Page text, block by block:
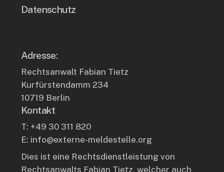
Datenschutz
Adresse:
Rechtsanwalt Fabian Tietz
Kurfürstendamm 234
10719 Berlin
Kontakt
T: +49 30 311 820
E: info@externe-meldestelle.org
Dies ist eine Rechtsdienstleistung von
Rechtsanwalts Fabian Tietz, welcher auch